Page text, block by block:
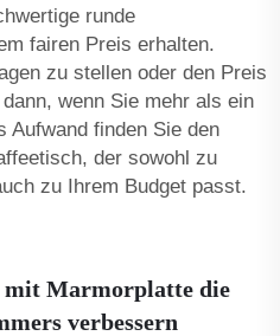
runde
fairen Preis erhalten.
zu stellen oder den Preis
wenn Sie mehr als ein
Aufwand finden Sie den
der sowohl zu
zu Ihrem Budget passt.
mit Marmorplatte die
verbessern